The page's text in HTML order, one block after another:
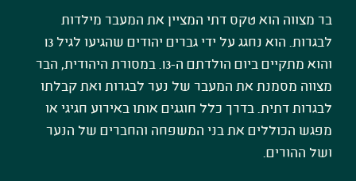
בר מצווה הוא טקס דתי המציין את המעבר מילדות
לבגרות. הוא נחגג על ידי גברים יהודים שהגיעו לגיל 13
והוא מתקיים ביום הולדתם ה-13. במסורת היהודית, הבר
מצווה מסמנת את המעבר של נער לבגרות ואת קבלתו
לבגרות דתית. בדרך כלל חוגגים אותו באירוע חגיגי או
מפגש הכוללים את בני המשפחה והחברים של הנער
ושל ההורים.